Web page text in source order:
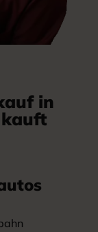
in
kauft